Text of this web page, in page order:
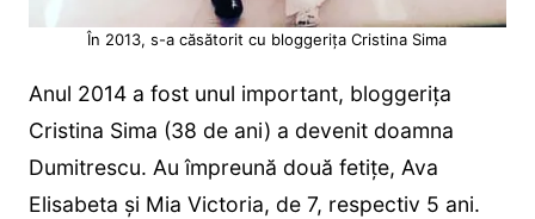
În 2013, s-a căsătorit cu bloggerița Cristina Sima
Anul 2014 a fost unul important, bloggeriţa
Cristina Sima (38 de ani) a devenit doamna
Dumitrescu. Au împreună două fetiţe, Ava
Elisabeta și Mia Victoria, de 7, respectiv 5 ani.